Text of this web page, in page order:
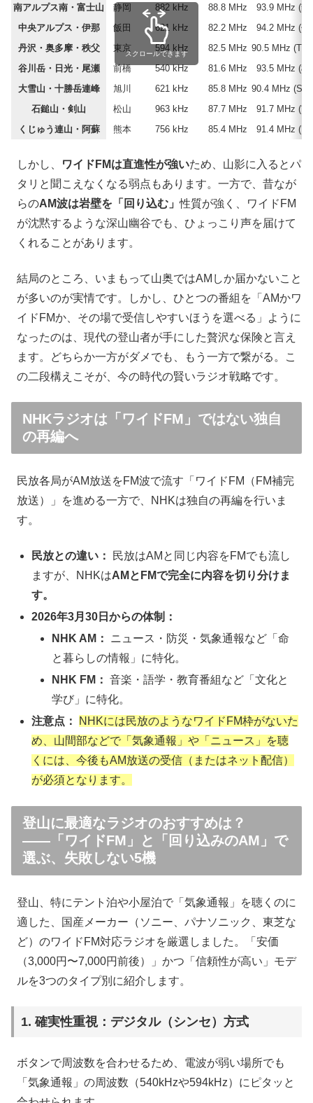
南アルプス南・富士山
静岡 882 kHz 88.8 MHz
93.9 MHz (静
中央アルプス・伊那
飯田 621 kHz 82.2 MHz
94.2 MHz (信
丹沢・奥多摩・秩父
東京 594 kHz 82.5 MHz 90.5 MHz
谷川岳・日光・尾瀬
前橋 540 kHz 81.6 MHz
93.5 MHz (栃
大雪山・十勝岳連峰
旭川 621 kHz 85.8 MHz 90.4 MHz
石鎚山・剣山
松山 963 kHz 87.7 MHz
91.7 MHz (南
くじゅう連山・阿蘇
熊本 756 kHz 85.4 MHz 91.4 MHz (熊
スクロールできます
しかし、 ワイドFMは直進性が強いため、山影に入るとパ
タリと聞こえなくなる弱点もあります。一方で、昔なが
らのAM波は岩壁を「回り込む」性質が強く、ワイドFM
が沈黙するような深山幽谷でも、ひょっこり声を届けて
くれることがあります。
結局のところ、いまもって山奥ではAMしか届かないこと
が多いのが実情です。しかし、ひとつの番組を「AMかワ
イドFMか、その場で受信しやすいほうを選べる」ように
なったのは、現代の登山者が手にした贅沢な保険と言え
ます。どちらか一方がダメでも、もう一方で繋がる。こ
の二段構えこそが、今の時代の賢いラジオ戦略です。
NHKラジオは「ワイドFM」ではない独自
の再編へ
民放各局がAM放送をFM波で流す「ワイドFM（FM補完
放送）」を進める一方で、NHKは独自の再編を行いま
す。
民放との違い：
民放はAMと同じ内容をFMでも流し
ますが、NHKはAMとFMで完全に内容を切り分けま
す。
2026年3月30日からの体制：
NHK AM：
ニュース・防災・気象通報など「命
と暮らしの情報」に特化。
NHK FM： 音楽・語学・教育番組など「文化と
学び」に特化。
注意点：
NHKには民放のようなワイドFM枠がないた
め、山間部などで「気象通報」や「ニュース」を聴
くには、今後もAM放送の受信（またはネット配信）
が必須となります。
登山に最適なラジオのおすすめは？
――「ワイドFM」と「回り込みのAM」で
選ぶ、失敗しない5機
登山、特にテント泊や小屋泊で「気象通報」を聴くのに
適した、国産メーカー（ソニー、パナソニック、東芝な
ど）のワイドFM対応ラジオを厳選しました。「安価
（3,000円〜7,000円前後）」かつ「信頼性が高い」モデ
ルを3つのタイプ別に紹介します。
1. 確実性重視：デジタル（シンセ）方式
ボタンで周波数を合わせるため、電波が弱い場所でも
「気象通報」の周波数（540kHzや594kHz）にピタッと